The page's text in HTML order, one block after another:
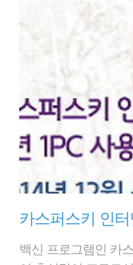
버전의 경우 1개월
짧은 기간이지만 종
성격의 라이선스키
Kaspersky Internet
왔는데, 이번에는
크게 없으면 카스퍼
백신 프로그램인 카